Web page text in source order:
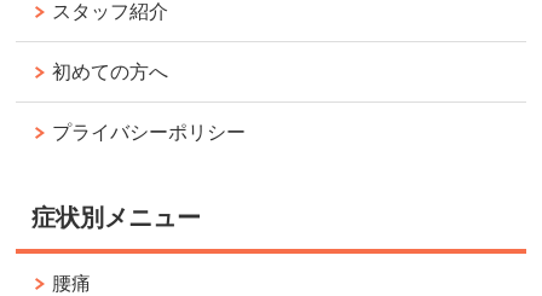
スタッフ紹介
初めての方へ
プライバシーポリシー
症状別メニュー
腰痛